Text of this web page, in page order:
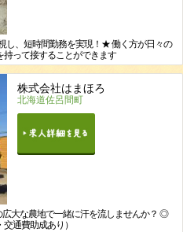
し、短時間勤務を実現！★ 働く方が日々の
って接することができます
株式会社はまほろ
北海道佐呂間町
大な農地で一緒に汗を流しませんか？ ◎
通費助成あり）